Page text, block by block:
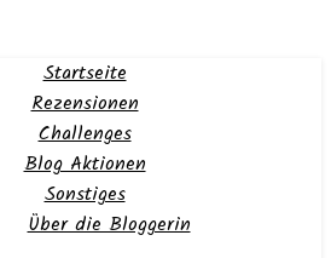
Startseite
Rezensionen
Challenges
Blog Aktionen
Sonstiges
Über die Bloggerin